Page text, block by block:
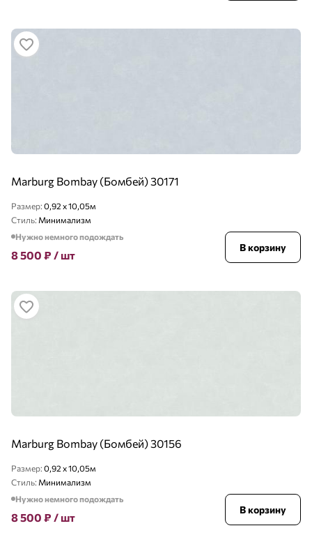
Marburg Bombay (Бомбей) 30171
Размер: 0,92 x 10,05м
Стиль: Минимализм
Нужно немного подождать
8 500 ₽ / шт
В корзину
Marburg Bombay (Бомбей) 30156
Размер: 0,92 x 10,05м
Стиль: Минимализм
Нужно немного подождать
8 500 ₽ / шт
В корзину